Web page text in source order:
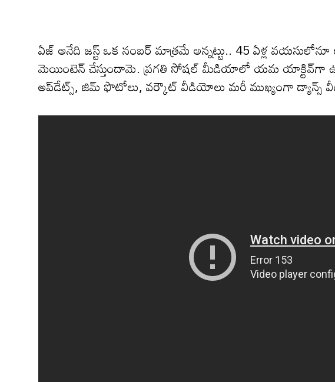
ఏజ్ అనేది జస్ట్ ఒక నంబర్ మాత్రమే అన్నట్టు.. 45 ఏళ్ల
మెయింటెన్ చేస్తుందామె. ప్రగతి సోషల్ మీడియాలో యమ యాక్టివ్‌గా
అప్‌‌డేట్స్, జిమ్ ఫొటోలు, వర్కౌట్ వీడియోలు మరీ ముఖ్యంగా డ్యాన్స్